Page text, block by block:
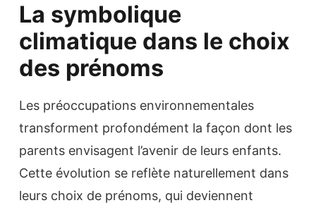
La symbolique
climatique dans le choix
des prénoms
Les préoccupations environnementales
transforment profondément la façon dont les
parents envisagent l’avenir de leurs enfants.
Cette évolution se reflète naturellement dans
leurs choix de prénoms, qui deviennent